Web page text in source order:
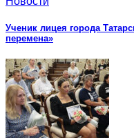
Ученик лицея города
перемена»